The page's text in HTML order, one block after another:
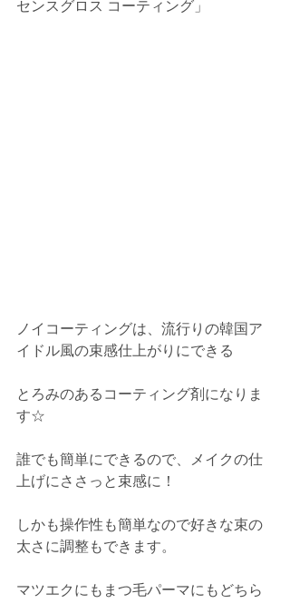
センスグロス コーティング」
ノイコーティングは、流行りの韓国ア
イドル風の束感仕上がりにできる
とろみのあるコーティング剤になりま
す☆
誰でも簡単にできるので、メイクの仕
上げにささっと束感に！
しかも操作性も簡単なので好きな束の
太さに調整もできます。
マツエクにもまつ毛パーマにもどちら